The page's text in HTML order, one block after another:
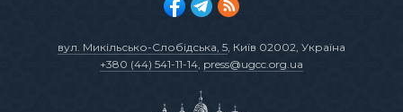
вул. Микільсько-Слобідська, 5, Київ 02002, Україна
+380 (44) 541-11-14, press@ugcc.org.ua